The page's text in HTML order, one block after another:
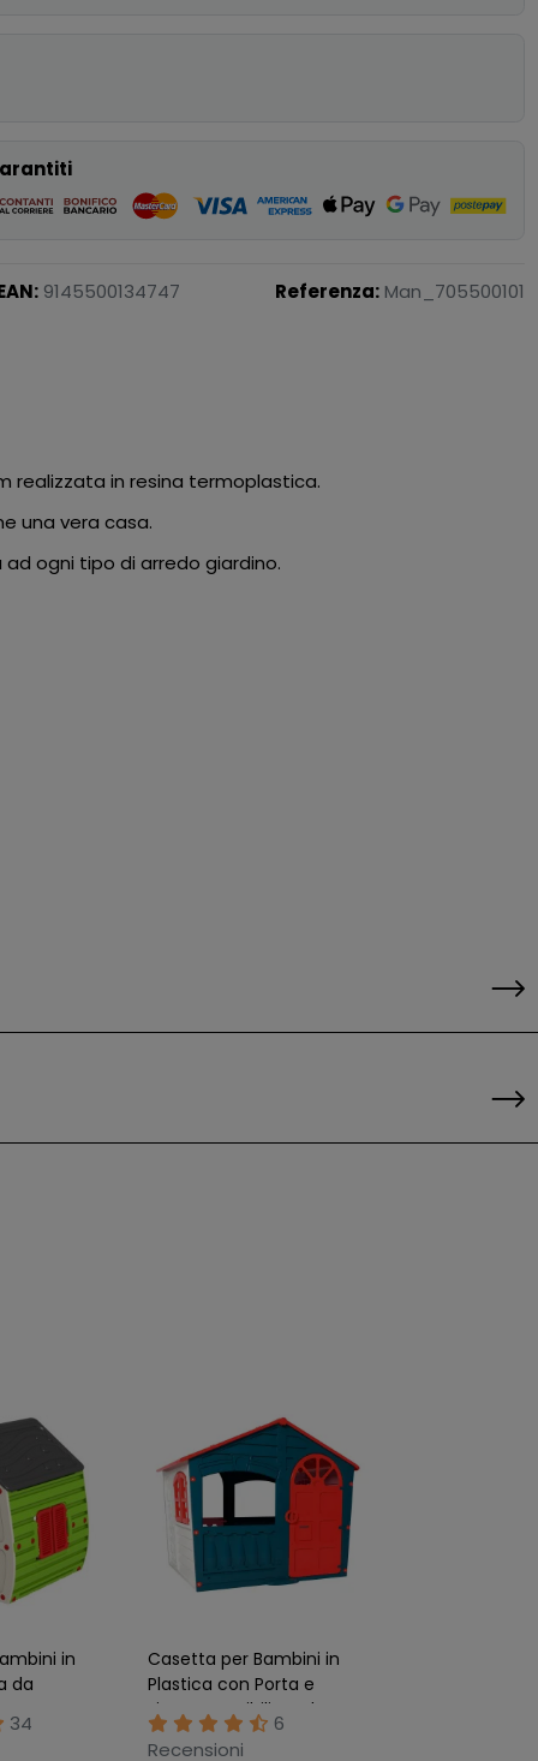
9145500134747 Referenza: Man_705500101
realizzata in resina termoplastica.
una vera casa.
ogni tipo di arredo giardino.
in
da
PVC
34
Casetta per Bambini in
Plastica con Porta e
Finestre Apribili Verde
6
Recensioni